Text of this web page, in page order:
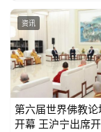
寺
院
巡
礼
视
资讯
第六届世界佛教
开幕 王沪宁出席